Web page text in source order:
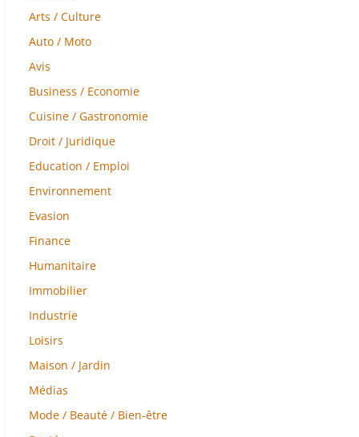
Arts / Culture
Auto / Moto
Avis
Business / Economie
Cuisine / Gastronomie
Droit / Juridique
Education / Emploi
Environnement
Evasion
Finance
Humanitaire
Immobilier
Industrie
Loisirs
Maison / Jardin
Médias
Mode / Beauté / Bien-être